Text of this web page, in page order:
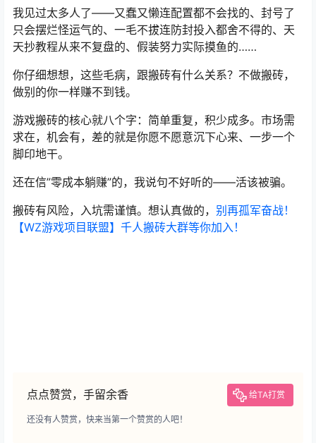
我见过太多人了——又蠢又懒连配置都不会找的、封号了
只会摆烂怪运气的、一毛不拔连防封投入都舍不得的、天
天抄教程从来不复盘的、假装努力实际摸鱼的……
你仔细想想，这些毛病，跟搬砖有什么关系？不做搬砖，
做别的你一样赚不到钱。
游戏搬砖的核心就八个字：简单重复，积少成多。市场需
求在，机会有，差的就是你愿不愿意沉下心来、一步一个
脚印地干。
还在信”零成本躺赚”的，我说句不好听的——活该被骗。
搬砖有风险，入坑需谨慎。想认真做的， 别再孤军奋战！
【WZ游戏项目联盟】千人搬砖大群等你加入！
点点赞赏，手留余香 给TA打赏
还没有人赞赏，快来当第一个赞赏的人吧！